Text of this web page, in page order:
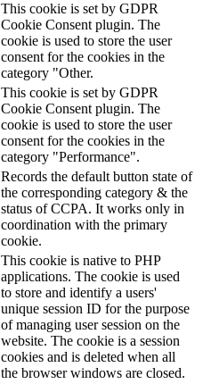
This cookie is set by GDPR
Cookie Consent plugin. The
cookie is used to store the user
consent for the cookies in the
category "Other.
This cookie is set by GDPR
Cookie Consent plugin. The
cookie is used to store the user
consent for the cookies in the
category "Performance".
Records the default button state of
the corresponding category & the
status of CCPA. It works only in
coordination with the primary
cookie.
This cookie is native to PHP
applications. The cookie is used
to store and identify a users'
unique session ID for the purpose
of managing user session on the
website. The cookie is a session
cookies and is deleted when all
the browser windows are closed.